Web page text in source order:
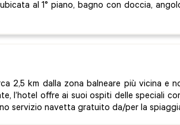
al 1° piano, bagno con doccia,
2,5 km dalla zona balneare più vicina e
l’hotel offre ai suoi ospiti delle speciali
servizio navetta gratuito da/per la